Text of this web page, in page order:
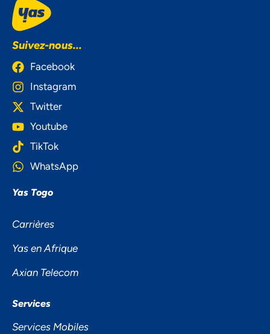
Suivez-nous...
Facebook
Instagram
Twitter
Youtube
TikTok
WhatsApp
Yas Togo
Carrières
Yas en Afrique
Axian Telecom
Services
Services Mobiles
NOUS ACCORDONS DE
L'IMPORTANCE À VOTRE VIE